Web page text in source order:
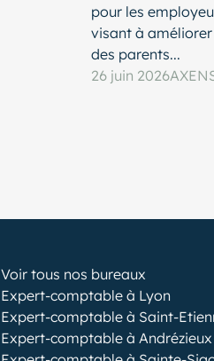
pour les
visant à
des parents...
26 juin 2026
Voir tous nos bureaux
Expert-comptable à Lyon
Expert-comptable à Saint-
Expert-comptable à Andrézieux